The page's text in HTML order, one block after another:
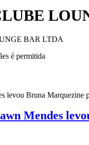
é permitida
Mendes